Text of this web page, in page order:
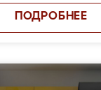
ПОДРОБНЕЕ